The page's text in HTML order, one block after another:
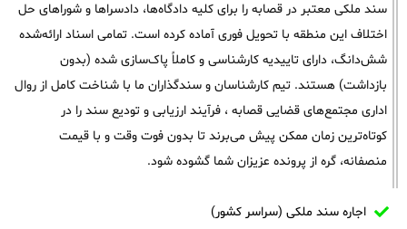
سند ملکی معتبر در قصابه را برای کلیه دادگاه‌ها، دادسراها و شوراهای حل
اختلاف این منطقه با تحویل فوری آماده کرده است. تمامی اسناد ارائه‌شده
شش‌دانگ، دارای تاییدیه کارشناسی و کاملاً پاک‌سازی شده (بدون
بازداشت) هستند. تیم کارشناسان و سندگذاران ما با شناخت کامل از روال
اداری مجتمع‌های قضایی قصابه ، فرآیند ارزیابی و تودیع سند را در
کوتاه‌ترین زمان ممکن پیش می‌برند تا بدون فوت وقت و با قیمت
منصفانه، گره از پرونده عزیزان شما گشوده شود.
اجاره سند ملکی (سراسر کشور)